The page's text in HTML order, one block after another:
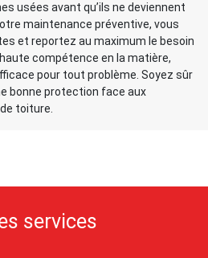
usées avant qu’ils ne deviennent
maintenance préventive, vous
et reportez au maximum le besoin
compétence en la matière,
pour tout problème. Soyez sûr
bonne protection face aux
toiture.
services